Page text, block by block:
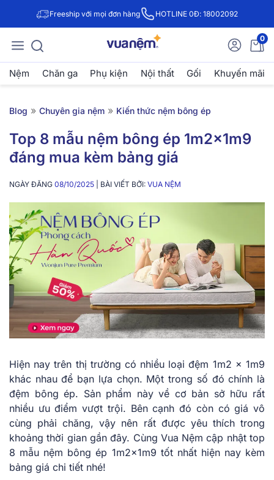
Freeship với mọi đơn hàng HOTLINE 0Đ: 18002092
0
Nệm Chăn ga Phụ kiện Nội thất Gối Khuyến mãi
Blog » Chuyên gia nệm » Kiến thức nệm bông ép
Top 8 mẫu nệm bông ép 1m2x1m9
đáng mua kèm bảng giá
NGÀY ĐĂNG 08/10/2025 | BÀI VIẾT BỞI: VUA NỆM
Hiện nay trên thị trường có nhiều loại đệm 1m2 x 1m9
khác nhau để bạn lựa chọn. Một trong số đó chính là
đệm bông ép. Sản phẩm này về cơ bản sở hữu rất
nhiều ưu điểm vượt trội. Bên cạnh đó còn có giá vô
cùng phải chăng, vậy nên rất được yêu thích trong
khoảng thời gian gần đây. Cùng Vua Nệm cập nhật top
8 mẫu nệm bông ép 1m2x1m9 tốt nhất hiện nay kèm
bảng giá chi tiết nhé!